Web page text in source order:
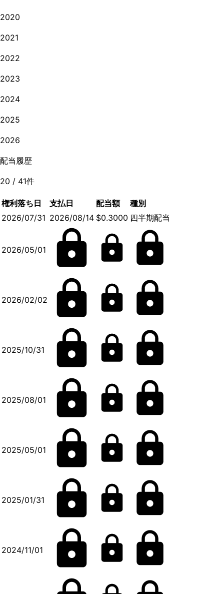
2020
2021
2022
2023
2024
2025
2026
配当履歴
20 / 41件
権利落ち日 支払日 配当額
種別
2026/07/31 2026/08/14 $0.3000 四半期配当
2026/05/01
2026/02/02
2025/10/31
2025/08/01
2025/05/01
2025/01/31
2024/11/01